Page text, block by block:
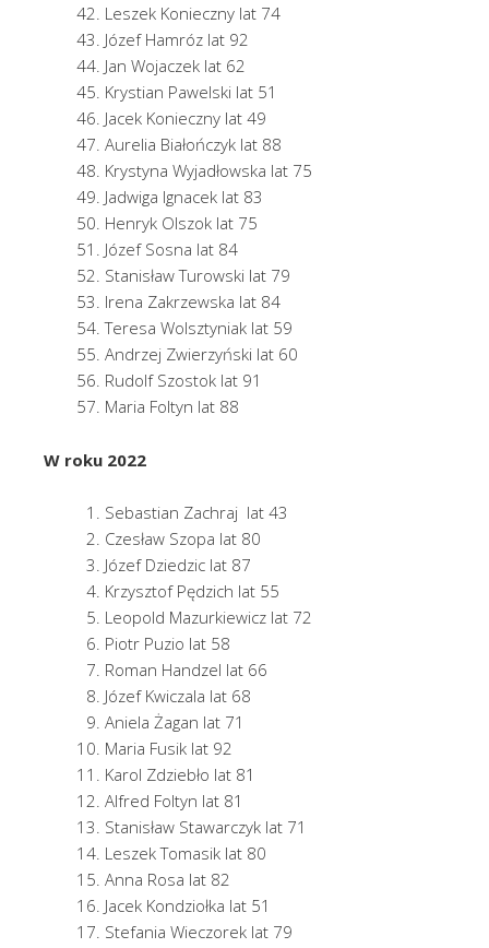
Leszek Konieczny lat 74
Józef Hamróz lat 92
Jan Wojaczek lat 62
Krystian Pawelski lat 51
Jacek Konieczny lat 49
Aurelia Białończyk lat 88
Krystyna Wyjadłowska lat 75
Jadwiga Ignacek lat 83
Henryk Olszok lat 75
Józef Sosna lat 84
Stanisław Turowski lat 79
Irena Zakrzewska lat 84
Teresa Wolsztyniak lat 59
Andrzej Zwierzyński lat 60
Rudolf Szostok lat 91
Maria Foltyn lat 88
W roku 2022
Sebastian Zachraj lat 43
Czesław Szopa lat 80
Józef Dziedzic lat 87
Krzysztof Pędzich lat 55
Leopold Mazurkiewicz lat 72
Piotr Puzio lat 58
Roman Handzel lat 66
Józef Kwiczala lat 68
Aniela Żagan lat 71
Maria Fusik lat 92
Karol Zdziebło lat 81
Alfred Foltyn lat 81
Stanisław Stawarczyk lat 71
Leszek Tomasik lat 80
Anna Rosa lat 82
Jacek Kondziołka lat 51
Stefania Wieczorek lat 79